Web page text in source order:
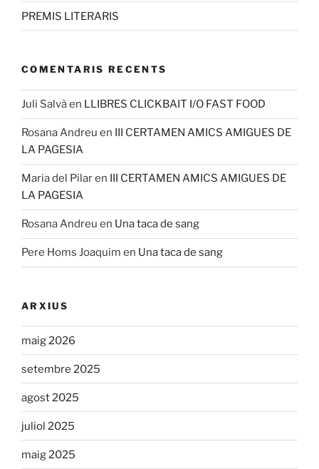
PREMIS LITERARIS
COMENTARIS RECENTS
Juli Salvàen LLIBRES CLICKBAIT I/O FAST FOOD
Rosana Andreu en III CERTAMEN AMICS AMIGUES DE
LA PAGESIA
Maria del Pilaren III CERTAMEN AMICS AMIGUES DE
LA PAGESIA
Rosana Andreu en Una taca de sang
Pere Homs Joaquim en Una taca de sang
ARXIUS
maig 2026
setembre 2025
agost 2025
juliol 2025
maig 2025